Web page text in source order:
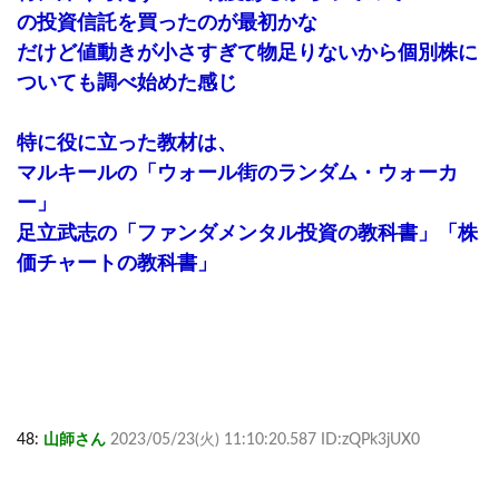
の投資信託を買ったのが最初かな
だけど値動きが小さすぎて物足りないから個別株に
ついても調べ始めた感じ
特に役に立った教材は、
マルキールの「ウォール街のランダム・ウォーカ
ー」
足立武志の「ファンダメンタル投資の教科書」「株
価チャートの教科書」
48: 山師さん 2023/05/23(火) 11:10:20.587 ID:zQPk3jUX0